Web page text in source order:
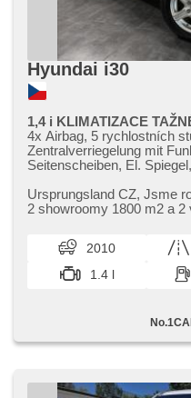
Hyundai i30
1,4 i KLIMATIZACE
4x Airbag, 5 rychlostních
Zentralverriegelung mit
Seitenscheiben, El.
Multifunktionslenkrad,
erfüllt 'EURO IV',
Außenthermometer,
höheneinstellbare
Ursprungsland CZ,​ Jsme
2 showroomy 1800 m2 a
2010
1.4 l